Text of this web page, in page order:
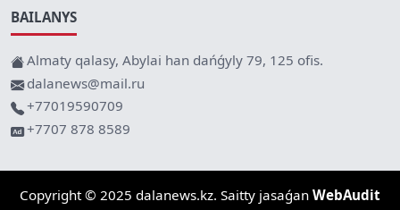
BAILANYS
Almaty qalasy, Abylai han dańǵyly 79, 125 ofis.
dalanews@mail.ru
+77019590709
+7707 878 8589
Copyright © 2025 dalanews.kz. Saitty jasaǵan WebAudit